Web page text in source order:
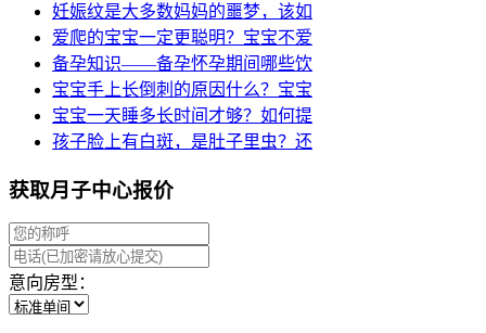
妊娠纹是大多数妈妈的噩梦，该如
爱爬的宝宝一定更聪明？宝宝不爱
备孕知识——备孕怀孕期间哪些饮
宝宝手上长倒刺的原因什么？宝宝
宝宝一天睡多长时间才够？如何提
孩子脸上有白斑，是肚子里虫？还
获取月子中心报价
意向房型：